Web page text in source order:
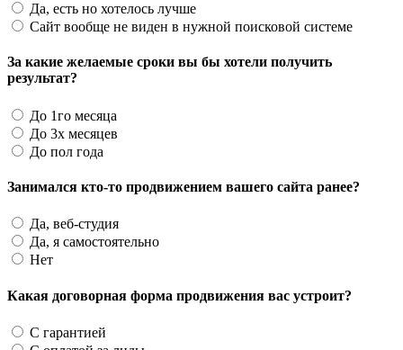
Да, есть но хотелось лучше
Сайт вообще не виден в нужной поисковой системе
За какие желаемые сроки вы бы хотели получить
результат?
До 1го месяца
До 3х месяцев
До пол года
Занимался кто-то продвижением вашего сайта ранее?
Да, веб-студия
Да, я самостоятельно
Нет
Какая договорная форма продвижения вас устроит?
С гарантией